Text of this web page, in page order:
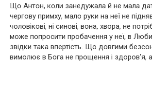
Що Антон, коли занедужала й не мала
чергову примху, мало руки на неї не
чоловікові, ні синові, вона, хвора, не
може попросити пробачення у неї, в
звідки така впертість. Що довгими
вимолює в Бога не прощення і здоров’я, а